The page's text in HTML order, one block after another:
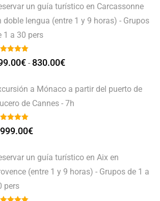
un guía turístico en Carcassonne
doble lengua (entre 1 y 9 horas) - Grupos
1 a 30 pers
€ - 830.00€
a Mónaco a partir del puerto de
de Cannes - 7h
€
un guía turístico en Aix en
(entre 1 y 9 horas) - Grupos de 1 a
pers